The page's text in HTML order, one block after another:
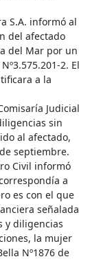
S.A. informó al
del afectado
del Mar por un
2. El
a la
Judicial
sin
al afectado,
septiembre.
Civil informó
a
es con el que
señalada
y diligencias
la mujer
Nº1876 de